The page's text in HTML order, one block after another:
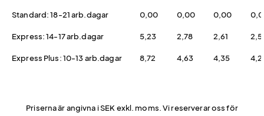
Standard: 18-21 arb.dagar 0,00 0,00 0,00
Express: 14-17 arb.dagar 5,23 2,78 2,61
Express Plus: 10-13 arb.dagar 8,72 4,63 4,35
Priserna är angivna i SEK exkl. moms. Vi reserverar oss för